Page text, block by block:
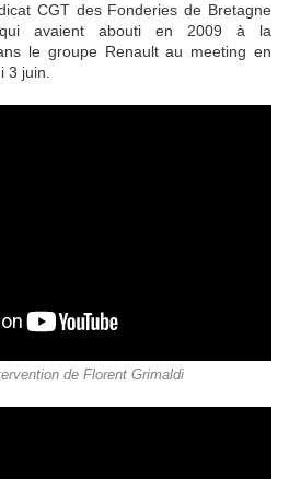
CGT des Fonderies de Bretagne
avaient abouti en 2009 à la
le groupe Renault au meeting en
3 juin.
de Florent Grimaldi